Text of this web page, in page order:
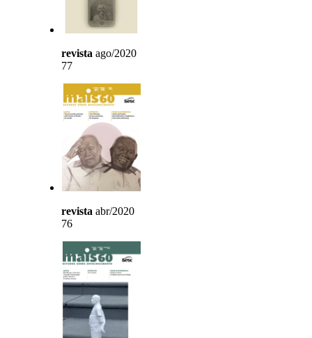
revista ago/2020
77
revista abr/2020
76